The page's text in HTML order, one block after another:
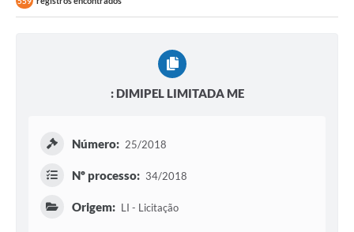
: DIMIPEL LIMITADA ME
Número: 25/2018
Nº processo: 34/2018
Origem: LI - Licitação